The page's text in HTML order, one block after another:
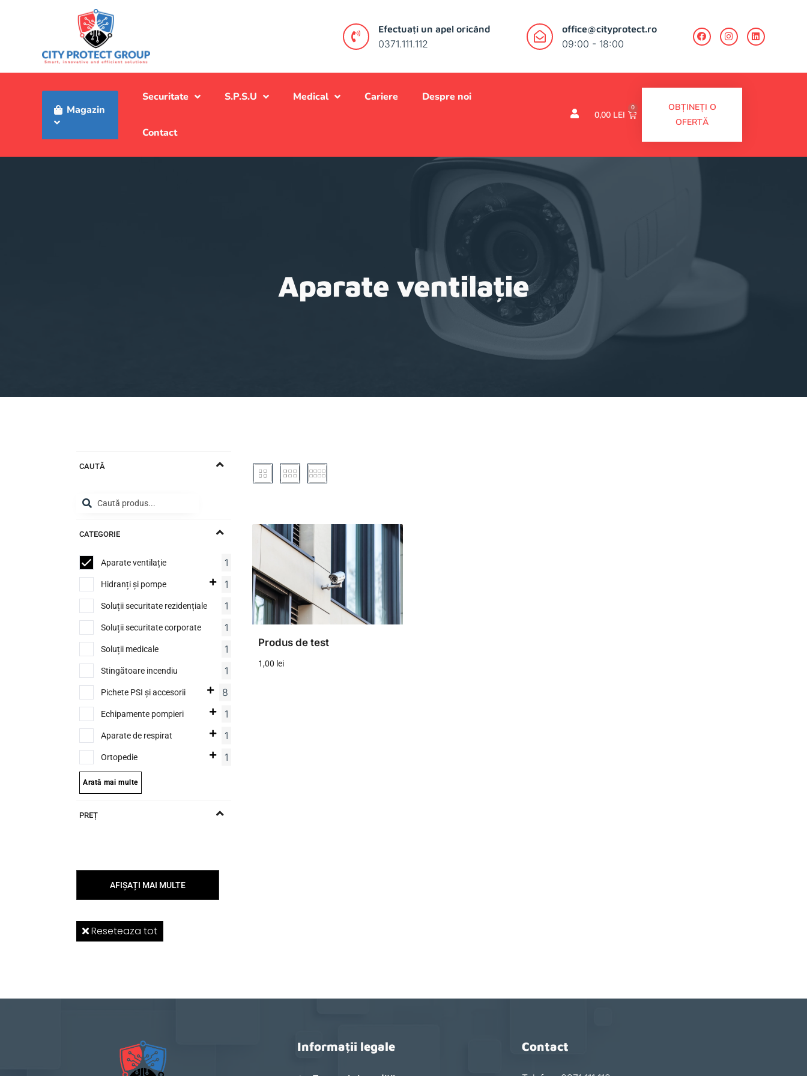
Efectuați un apel oricând
0371.111.112
office@cityprotect.ro
09:00 - 18:00
Magazin
Securitate S.P.S.U Medical Cariere Despre noi
Contact
0,00 LEI
0
OBȚINEȚI O
OFERTĂ
Aparate ventilație
CAUTĂ
CATEGORIE
Aparate ventilație 1
Hidranți și pompe 1
Soluții securitate rezidențiale 1
Soluții securitate corporate 1
Soluții medicale 1
Stingătoare incendiu 1
Pichete PSI și accesorii 8
Echipamente pompieri 1
Aparate de respirat 1
Ortopedie 1
Arată mai multe
PREȚ
AFIȘAȚI MAI MULTE
Reseteaza tot
Produs de test
1,00 lei
Informații legale Contact